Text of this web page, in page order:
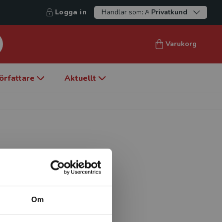
Om
Logga in Handlar som: Privatkund
Varukorg
Aktuellt
Han har i många år